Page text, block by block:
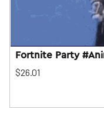
Fortnite Party
$26.01